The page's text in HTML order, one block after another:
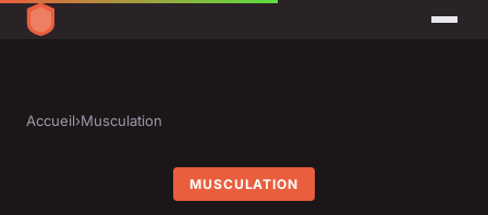
Accueil›Musculation
MUSCULATION